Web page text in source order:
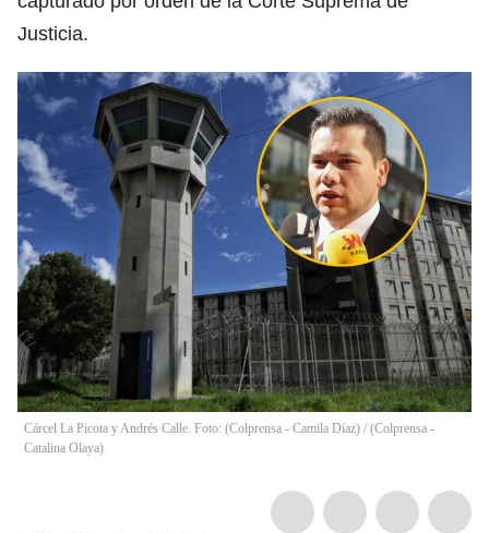
Justicia.
Cárcel La Picota y Andrés Calle. Foto: (Colprensa - Camila Díaz) / (Colprensa -
Catalina Olaya)